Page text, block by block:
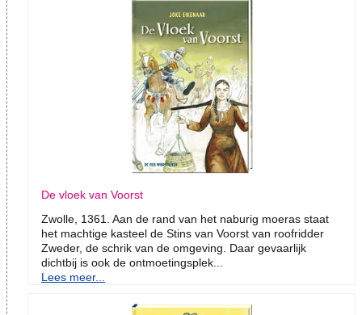
De vloek van Voorst
Zwolle, 1361. Aan de rand van het naburig moeras staat
het machtige kasteel de Stins van Voorst van roofridder
Zweder, de schrik van de omgeving. Daar gevaarlijk
dichtbij is ook de ontmoetingsplek...
Lees meer...